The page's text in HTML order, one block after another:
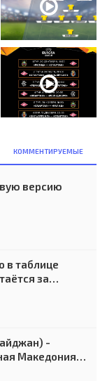
КОММЕНТИРУЕМЫЕ
версию
в таблице
за
-
Македония) -